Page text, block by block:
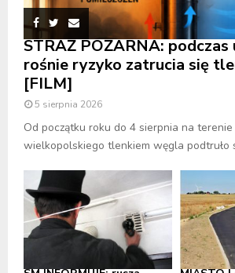
STRAŻ POŻARNA: podczas
rośnie ryzyko zatrucia się
[FILM]
5 sierpnia 2026
Od początku roku do 4 sierpnia na
wielkopolskiego tlenkiem węgla podtruło